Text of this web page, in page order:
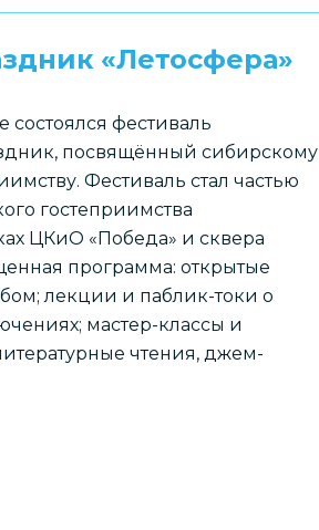
«Летосфера»
фестиваль
посвящённый сибирскому
Фестиваль стал частью
гостеприимства
ЦКиО «Победа» и сквера
программа: открытые
лекции и паблик-токи о
мастер-классы и
чтения, джем-